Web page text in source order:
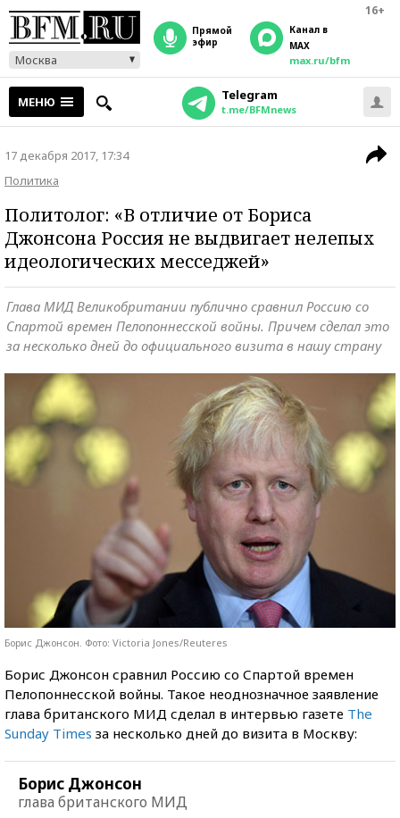
16+
Москва
прямой
эфир
Канал в
MAX
max.ru/bfm
МЕНЮ Telegram
t.me/BFMnews
17 декабря 2017, 17:34
Политика
Политолог: «В отличие от Бориса
Джонсона Россия не выдвигает нелепых
идеологических месседжей»
Глава МИД Великобритании публично сравнил Россию со
Спартой времен Пелопоннесской войны. Причем сделал это
за несколько дней до официального визита в нашу страну
Борис Джонсон. Фото: Victoria Jones/Reuteres
Борис Джонсон сравнил Россию со Спартой времен
Пелопоннесской войны. Такое неоднозначное заявление
глава британского МИД сделал в интервью газете The
Sunday Times за несколько дней до визита в Москву:
Борис Джонсон
глава британского МИД